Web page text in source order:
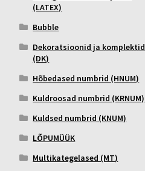
(LATEX)
Bubble
Dekoratsioonid ja komplektid
(DK)
Hõbedased numbrid (HNUM)
Kuldroosad numbrid (KRNUM)
Kuldsed numbrid (KNUM)
LÕPUMÜÜK
Multikategelased (MT)